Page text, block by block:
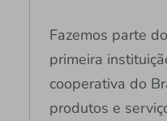
Fazemos parte
primeira
cooperativa do
produtos e